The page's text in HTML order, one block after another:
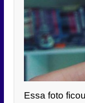
Essa foto